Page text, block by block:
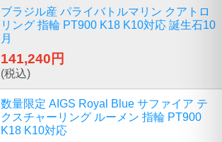
ブラジル産 パライバトルマリン クアトロ
リング 指輪 PT900 K18 K10対応 誕生石10
月
141,240円
(税込)
数量限定 AIGS Royal Blue サファイア テ
クスチャーリング ルーメン 指輪 PT900
K18 K10対応